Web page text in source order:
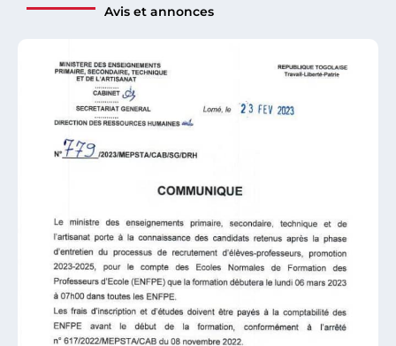
Avis et annonces